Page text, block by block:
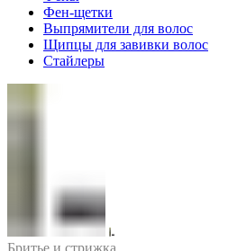
Фен-щетки
Выпрямители для волос
Щипцы для завивки волос
Стайлеры
Бритье и стрижка